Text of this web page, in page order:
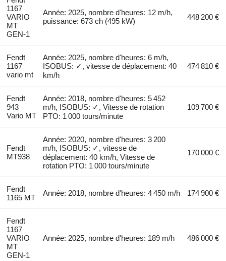
1167
VARIO
MT
GEN-1
Année: 2025, nombre d'heures: 12 m/h,
puissance: 673 ch (495 kW)
448 200 €
Fendt
1167
vario mt
Année: 2025, nombre d'heures: 6 m/h,
ISOBUS: ✓, vitesse de déplacement: 40
km/h
474 810 €
Fendt
943
Vario MT
Année: 2018, nombre d'heures: 5 452
m/h, ISOBUS: ✓, Vitesse de rotation
PTO: 1 000 tours/minute
109 700 €
Fendt
MT938
Année: 2020, nombre d'heures: 3 200
m/h, ISOBUS: ✓, vitesse de
déplacement: 40 km/h, Vitesse de
rotation PTO: 1 000 tours/minute
170 000 €
Fendt
1165 MT
Année: 2018, nombre d'heures: 4 450 m/h 174 900 €
Fendt
1167
VARIO
MT
GEN-1
Année: 2025, nombre d'heures: 189 m/h 486 000 €